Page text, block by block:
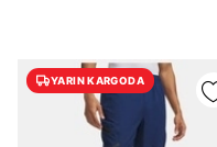
YARIN KARGODA